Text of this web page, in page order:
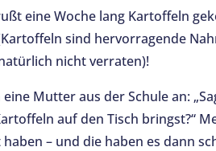
eine Woche lang Kartoffeln
sind hervorragende
nicht verraten)!
Mutter aus der Schule an:
auf den Tisch bringst?“
– und die haben es dann